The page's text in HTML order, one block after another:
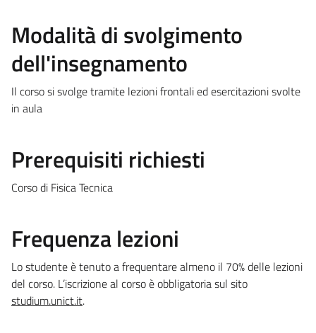
Modalità di svolgimento
dell'insegnamento
Il corso si svolge tramite lezioni frontali ed esercitazioni svolte
in aula
Prerequisiti richiesti
Corso di Fisica Tecnica
Frequenza lezioni
Lo studente è tenuto a frequentare almeno il 70% delle lezioni
del corso. L’iscrizione al corso è obbligatoria sul sito
studium.unict.it.